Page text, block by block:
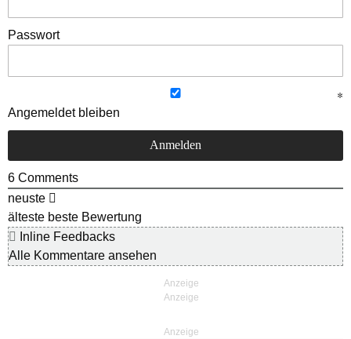
Passwort
Angemeldet bleiben
6 Comments
neuste
älteste beste Bewertung
Inline Feedbacks
Alle Kommentare ansehen
Anzeige